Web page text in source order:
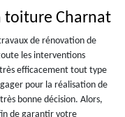
toiture Charnat
de rénovation de
les interventions
efficacement tout type
pour la réalisation de
bonne décision. Alors,
de garantir votre